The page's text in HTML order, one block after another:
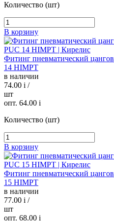
Количество (шт)
В корзину
Фитинг пневматический
14 HIMPT
в наличии
74.00 i /
шт
опт. 64.00 i
Количество (шт)
В корзину
Фитинг пневматический
15 HIMPT
в наличии
77.00 i /
шт
опт. 68.00 i